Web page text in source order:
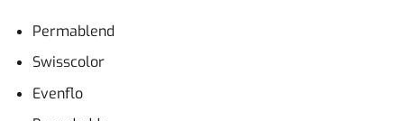
Permablend
Swisscolor
Evenflo